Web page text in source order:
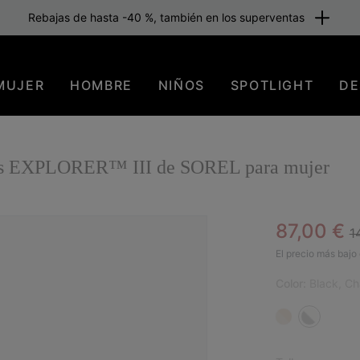
Rebajas de hasta -40 %, también en los superventas
HOMBRE NIÑOS SPOTLIGHT
EXPLORER™ III de SOREL para mujer
Sale
87,00 €
El precio más